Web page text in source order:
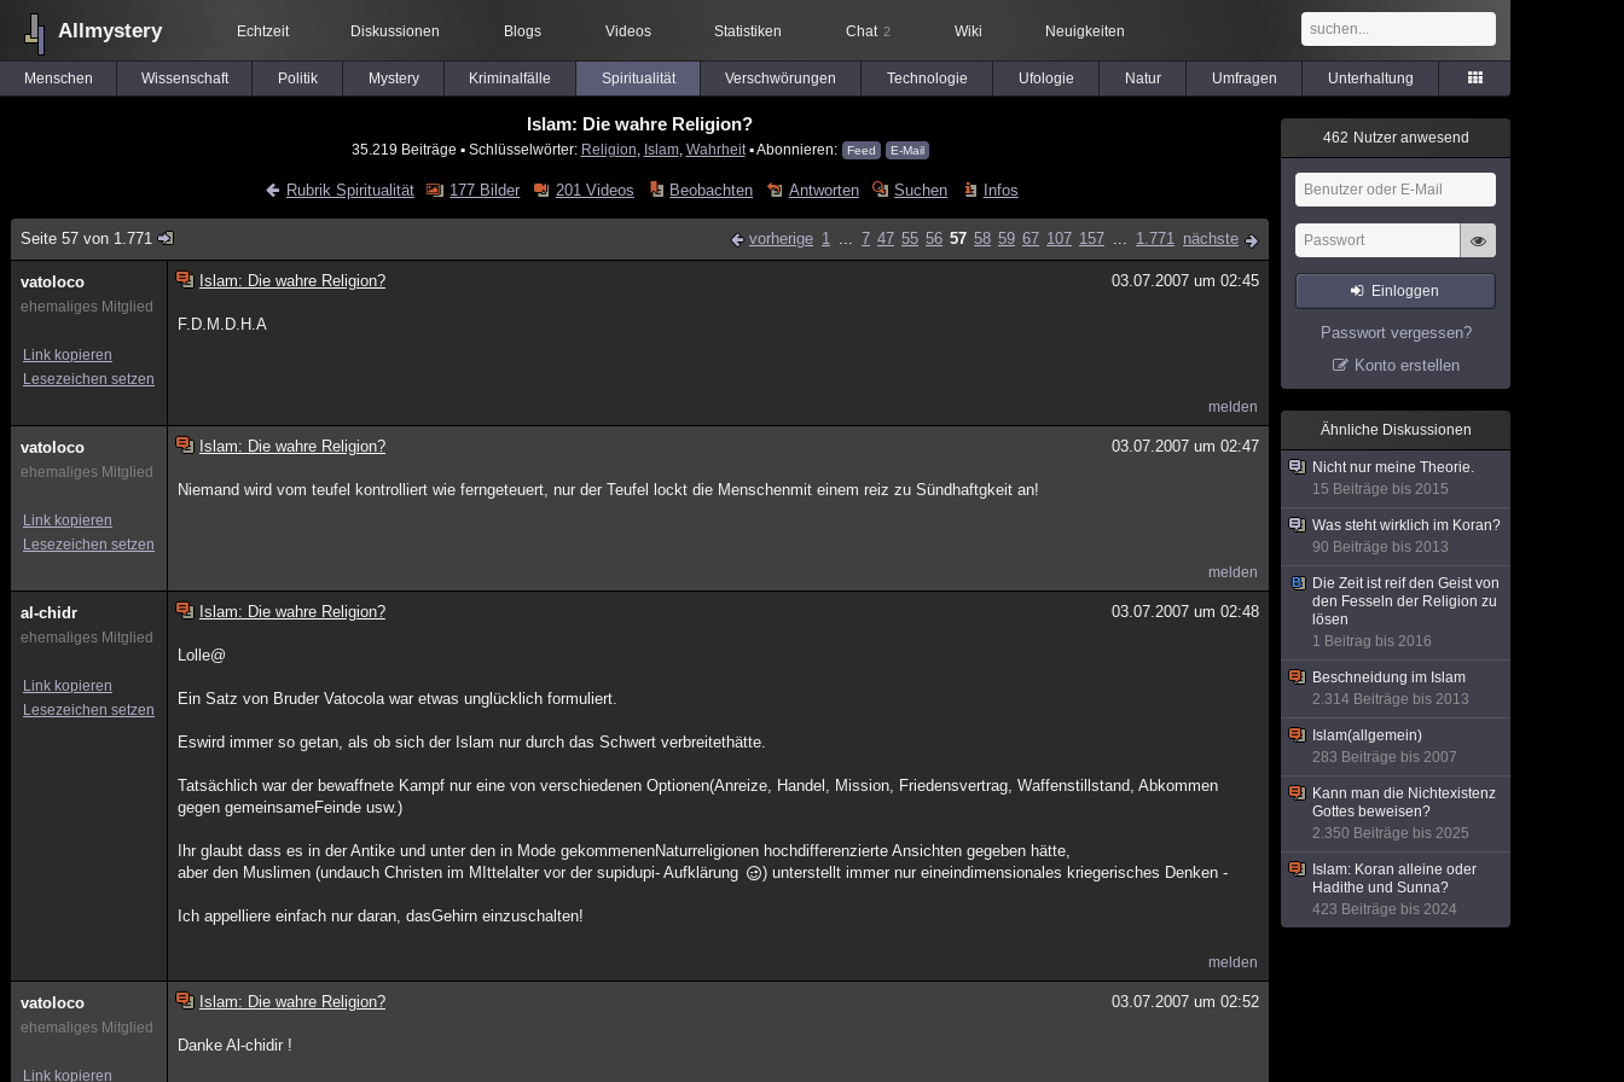
Allmystery Echtzeit Diskussionen Blogs Videos Statistiken Chat 2 Wiki Neuigkeiten
Menschen Wissenschaft Politik Mystery Kriminalfälle Spiritualität Verschwörungen Technologie Ufologie Natur Umfragen Unterhaltung
Islam: Die wahre Religion?
35.219 Beiträge ▪ Schlüsselwörter: Religion Islam, Wahrheit▪ Abonnieren: Feed E-Mail
Rubrik Spiritualität 177 Bilder 201 Videos Beobachten Antworten Suchen Infos
Seite 57 von 1.771 vorherige 1 ... 7 47 55 56 57 58 59 67 107 157 ... 1.771 nächste
vatoloco
ehemaliges Mitglied
Link kopieren
Lesezeichen setzen
Islam: Die wahre Religion? 03.07.2007 um 02:45
F.D.M.D.H.A
melden
vatoloco
ehemaliges Mitglied
Link kopieren
Lesezeichen setzen
Islam: Die wahre Religion? 03.07.2007 um 02:47
Niemand wird vom teufel kontrolliert wie ferngeteuert, nur der Teufel lockt die Menschenmit einem reiz zu Sündhaftgkeit an!
melden
al-chidr
ehemaliges Mitglied
Link kopieren
Lesezeichen setzen
Islam: Die wahre Religion? 03.07.2007 um 02:48
Lolle@
Ein Satz von Bruder Vatocola war etwas unglücklich formuliert.
Eswird immer so getan, als ob sich der Islam nur durch das Schwert verbreitethätte.
Tatsächlich war der bewaffnete Kampf nur eine von verschiedenen Optionen(Anreize, Handel, Mission, Friedensvertrag, Waffenstillstand, Abkommen
gegen gemeinsameFeinde usw.)
Ihr glaubt dass es in der Antike und unter den in Mode gekommenenNaturreligionen hochdifferenzierte Ansichten gegeben hätte,
aber den Muslimen (undauch Christen im MIttelalter vor der supidupi- Aufklärung
) unterstellt immer nur eineindimensionales kriegerisches Denken -
Ich appelliere einfach nur daran, dasGehirn einzuschalten!
melden
vatoloco
ehemaliges Mitglied
Link kopieren
Islam: Die wahre Religion? 03.07.2007 um 02:52
Danke Al-chidir !
462 Nutzer anwesend
Einloggen
Passwort vergessen?
Konto erstellen
Ähnliche Diskussionen
Nicht nur meine Theorie.
15 Beiträge bis 2015
Was steht wirklich im Koran?
90 Beiträge bis 2013
Die Zeit ist reif den Geist von
den Fesseln der Religion zu
lösen
1 Beitrag bis 2016
Beschneidung im Islam
2.314 Beiträge bis 2013
Islam(allgemein)
283 Beiträge bis 2007
Kann man die Nichtexistenz
Gottes beweisen?
2.350 Beiträge bis 2025
Islam: Koran alleine oder
Hadithe und Sunna?
423 Beiträge bis 2024